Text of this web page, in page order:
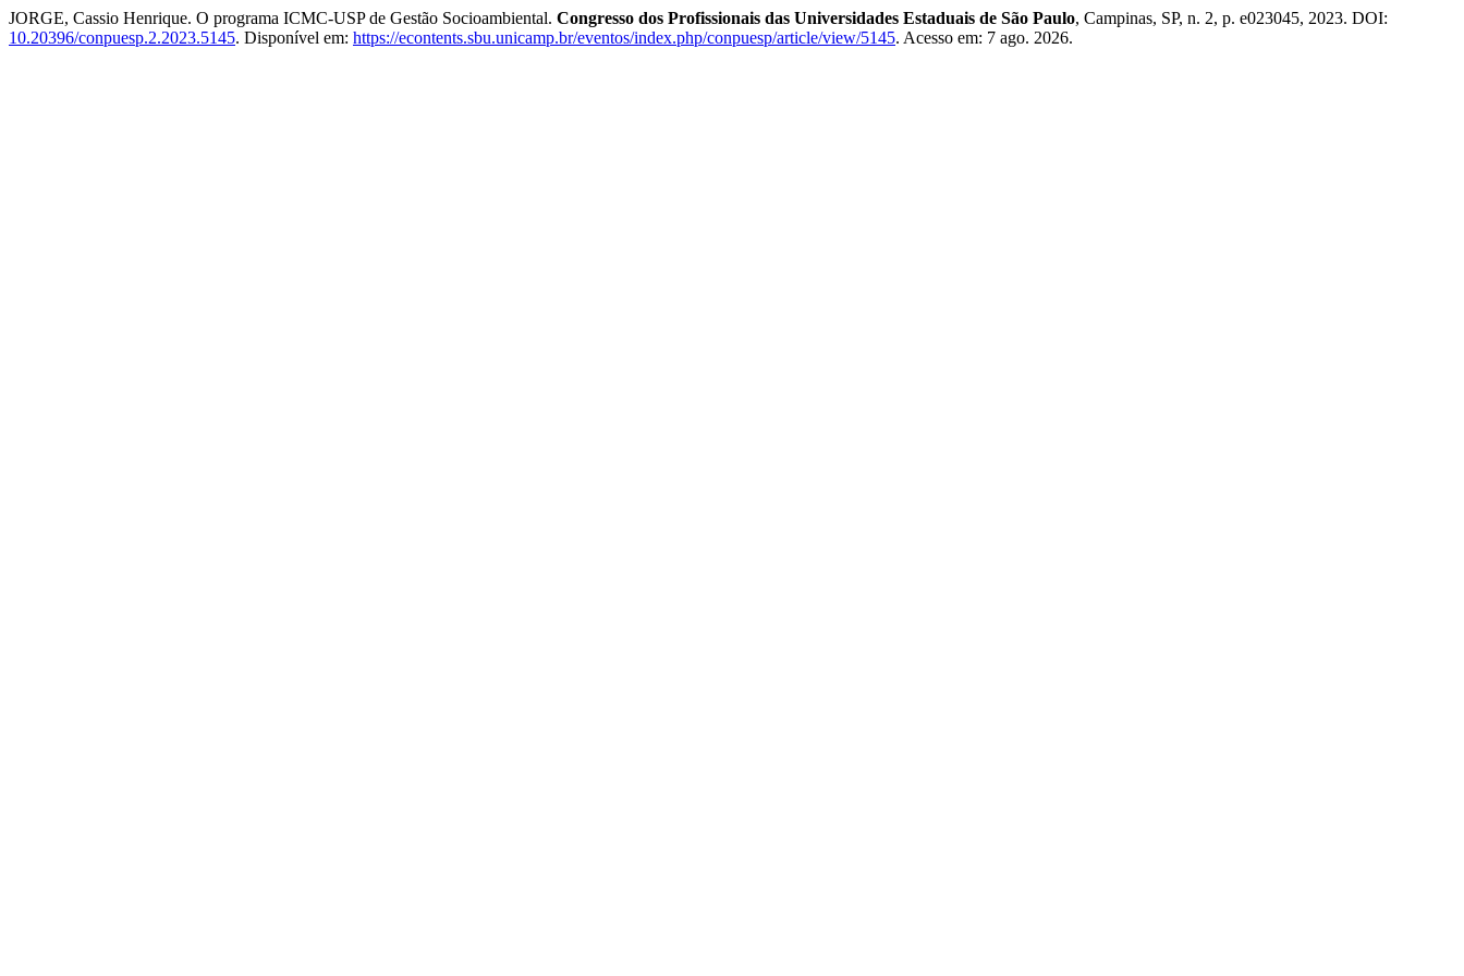
JORGE, Cassio Henrique. O programa ICMC-USP de Gestão Socioambiental. Congresso dos Profissionais das Universidades Estaduais de São Paulo, Campinas, SP, n. 2, p. e023045, 2023. DOI:
10.20396/conpuesp.2.2023.5145. Disponível em: https://econtents.sbu.unicamp.br/eventos/index.php/conpuesp/article/view/5145. Acesso em: 7 ago. 2026.